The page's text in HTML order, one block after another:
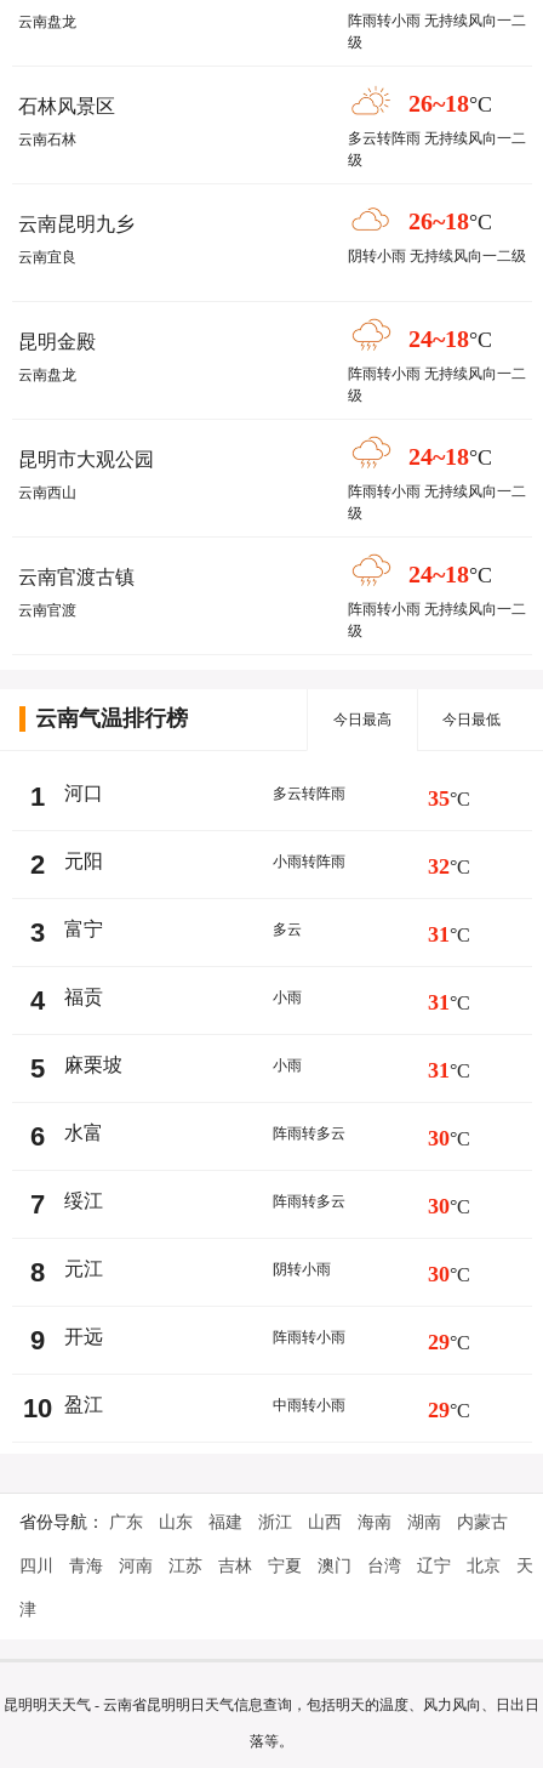
云南盘龙
阵雨转小雨 无持续风向一二
级
石林风景区
云南石林
26~18°C
多云转阵雨 无持续风向一二
级
云南昆明九乡
云南宜良
26~18°C
阴转小雨 无持续风向一二级
昆明金殿
云南盘龙
24~18°C
阵雨转小雨 无持续风向一二
级
昆明市大观公园
云南西山
24~18°C
阵雨转小雨 无持续风向一二
级
云南官渡古镇
云南官渡
24~18°C
阵雨转小雨 无持续风向一二
级
云南气温排行榜 今日最高 今日最低
1 河口 多云转阵雨 35°C
2 元阳 小雨转阵雨 32°C
3 富宁 多云 31°C
4 福贡 小雨 31°C
5 麻栗坡 小雨 31°C
6 水富 阵雨转多云 30°C
7 绥江 阵雨转多云 30°C
8 元江 阴转小雨 30°C
9 开远 阵雨转小雨 29°C
10 盈江 中雨转小雨 29°C
省份导航： 广东 山东 福建 浙江 山西 海南 湖南 内蒙古
四川 青海 河南 江苏 吉林 宁夏 澳门 台湾 辽宁 北京 天
津
昆明明天天气 - 云南省昆明明日天气信息查询，包括明天的温度、风力风向、日出日
落等。